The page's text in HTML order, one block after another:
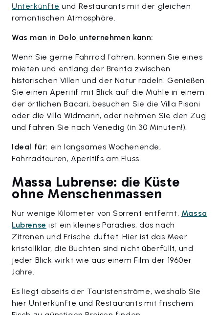
Unterkünfte und Restaurants mit der gleichen
romantischen Atmosphäre.
Was man in Dolo unternehmen kann:
Wenn Sie gerne Fahrrad fahren, können Sie eines
mieten und entlang der Brenta zwischen
historischen Villen und der Natur radeln. Genießen
Sie einen Aperitif mit Blick auf die Mühle in einem
der örtlichen Bacari, besuchen Sie die Villa Pisani
oder die Villa Widmann, oder nehmen Sie den Zug
und fahren Sie nach Venedig (in 30 Minuten!).
Ideal für: ein langsames Wochenende,
Fahrradtouren, Aperitifs am Fluss.
Massa Lubrense: die Küste
ohne Menschenmassen
Nur wenige Kilometer von Sorrent entfernt, Massa
Lubrense ist ein kleines Paradies, das nach
Zitronen und Frische duftet. Hier ist das Meer
kristallklar, die Buchten sind nicht überfüllt, und
jeder Blick wirkt wie aus einem Film der 1960er
Jahre.
Es liegt abseits der Touristenströme, weshalb Sie
hier Unterkünfte und Restaurants mit frischem